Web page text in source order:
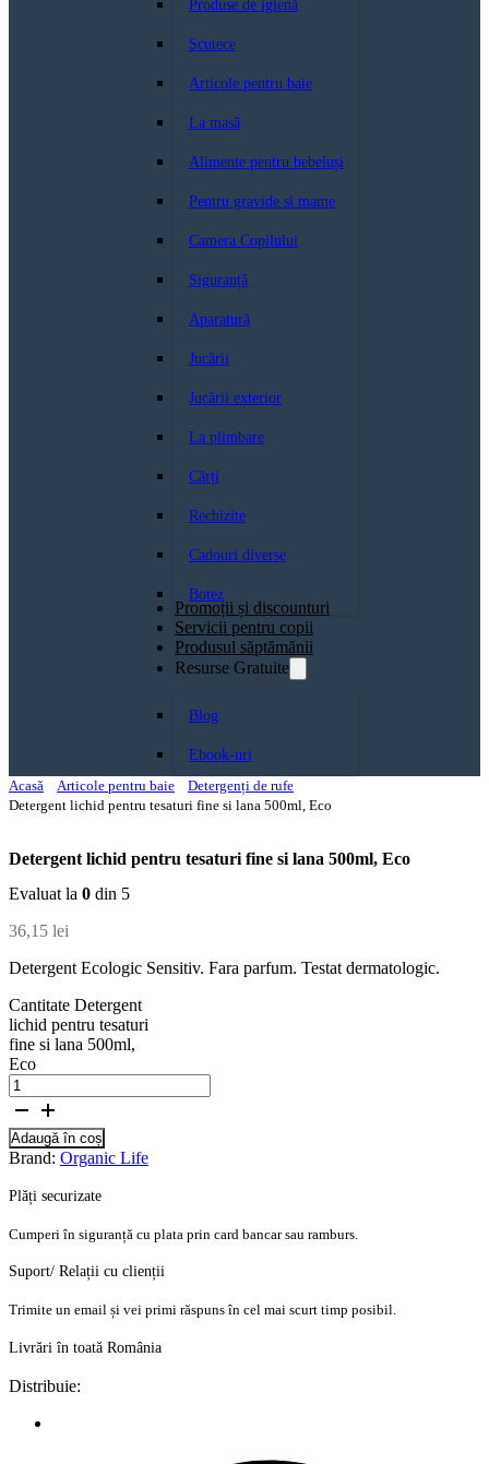
Produse de igienă
Scutece
Articole pentru baie
La masă
Alimente pentru bebeluși
Pentru gravide si mame
Camera Copilului
Siguranță
Aparatură
Jucării
Jucării exterior
La plimbare
Cărți
Rechizite
Cadouri diverse
Botez
Promoții și discounturi
Servicii pentru copii
Produsul săptămănii
Resurse Gratuite
Blog
Ebook-uri
Acasă
Articole pentru baie
Detergenți de rufe
Detergent lichid pentru tesaturi fine si lana 500ml, Eco
Detergent lichid pentru tesaturi fine si lana 500ml, Eco
Evaluat la 0 din 5
36,15 lei
Detergent Ecologic Sensitiv. Fara parfum. Testat dermatologic.
Cantitate Detergent
lichid pentru tesaturi
fine si lana 500ml,
Eco
Adaugă în coș
Brand: Organic Life
Plăți securizate
Cumperi în siguranță cu plata prin card bancar sau ramburs.
Suport/ Relații cu clienții
Trimite un email și vei primi răspuns în cel mai scurt timp posibil.
Livrări în toată România
Distribuie: